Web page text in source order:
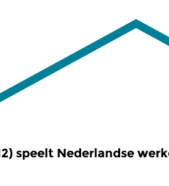
speelt Nederlandse